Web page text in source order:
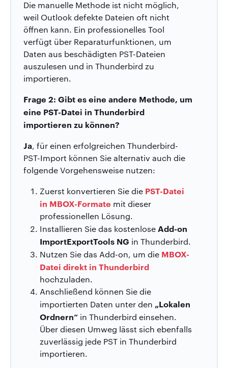
Die manuelle Methode ist nicht möglich,
weil Outlook defekte Dateien oft nicht
öffnen kann. Ein professionelles Tool
verfügt über Reparaturfunktionen, um
Daten aus beschädigten PST-Dateien
auszulesen und in Thunderbird zu
importieren.
Frage 2: Gibt es eine andere Methode, um
eine PST-Datei in Thunderbird
importieren zu können?
Ja, für einen erfolgreichen Thunderbird-
PST-Import können Sie alternativ auch die
folgende Vorgehensweise nutzen:
Zuerst konvertieren Sie die PST-Datei
in MBOX-Formate mit dieser
professionellen Lösung.
Installieren Sie das kostenlose Add-on
ImportExportTools NG in Thunderbird.
Nutzen Sie das Add-on, um die MBOX-
Datei direkt in Thunderbird
hochzuladen.
Anschließend können Sie die
importierten Daten unter den „Lokalen
Ordnern“ in Thunderbird einsehen.
Über diesen Umweg lässt sich ebenfalls
zuverlässig jede PST in Thunderbird
importieren.